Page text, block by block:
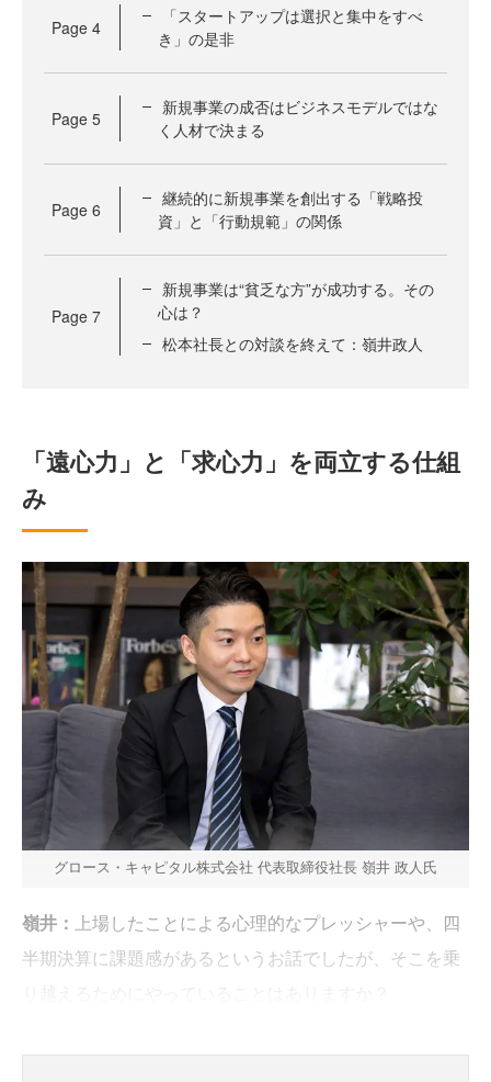
Page 4
「スタートアップは選択と集中をすべ
き」の是非
Page 5
新規事業の成否はビジネスモデルではな
く人材で決まる
Page 6
継続的に新規事業を創出する「戦略投
資」と「行動規範」の関係
Page 7
新規事業は“貧乏な方”が成功する。その
心は？
松本社長との対談を終えて：嶺井政人
「遠心力」と「求心力」を両立する仕組
み
グロース・キャピタル株式会社 代表取締役社長 嶺井 政人氏
嶺井： 上場したことによる心理的なプレッシャーや、四
半期決算に課題感があるというお話でしたが、そこを乗